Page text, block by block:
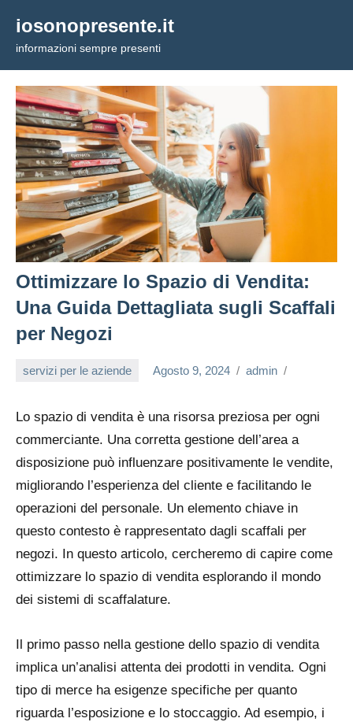
contenuto
iosonopresente.it
informazioni sempre presenti
Ottimizzare lo Spazio di Vendita:
Una Guida Dettagliata sugli Scaffali
per Negozi
servizi per le aziende Agosto 9, 2024 admin
Lo spazio di vendita è una risorsa preziosa per ogni
commerciante. Una corretta gestione dell’area a
disposizione può influenzare positivamente le vendite,
migliorando l’esperienza del cliente e facilitando le
operazioni del personale. Un elemento chiave in
questo contesto è rappresentato dagli scaffali per
negozi. In questo articolo, cercheremo di capire come
ottimizzare lo spazio di vendita esplorando il mondo
dei sistemi di scaffalature.
Il primo passo nella gestione dello spazio di vendita
implica un’analisi attenta dei prodotti in vendita. Ogni
tipo di merce ha esigenze specifiche per quanto
riguarda l’esposizione e lo stoccaggio. Ad esempio, i